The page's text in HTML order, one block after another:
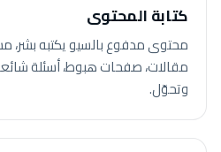
كتابة المحتوى
محتوى مدفوع بالسيو يكتبه
مقالات، صفحات هبوط، أسئلة
وتحوّل.